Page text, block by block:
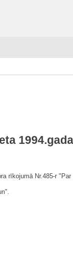
rīkojumā Nr.485-r